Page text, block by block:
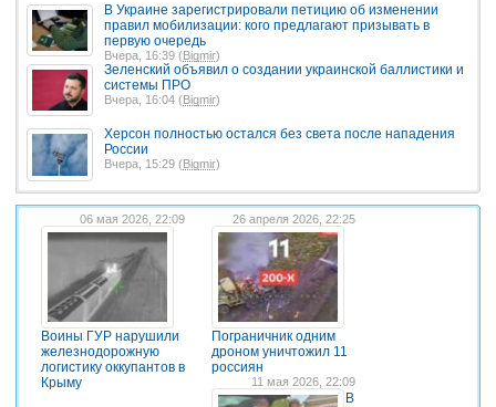
В Украине зарегистрировали петицию об изменении
правил мобилизации: кого предлагают призывать в
первую очередь
Вчера, 16:39 (Bigmir)
Зеленский объявил о создании украинской баллистики и
системы ПРО
Вчера, 16:04 (Bigmir)
Херсон полностью остался без света после нападения
России
Вчера, 15:29 (Bigmir)
06 мая 2026, 22:09
Воины ГУР нарушили
железнодорожную
логистику оккупантов в
Крыму
26 апреля 2026, 22:25
Пограничник одним
дроном уничтожил 11
россиян
11 мая 2026, 22:09
В